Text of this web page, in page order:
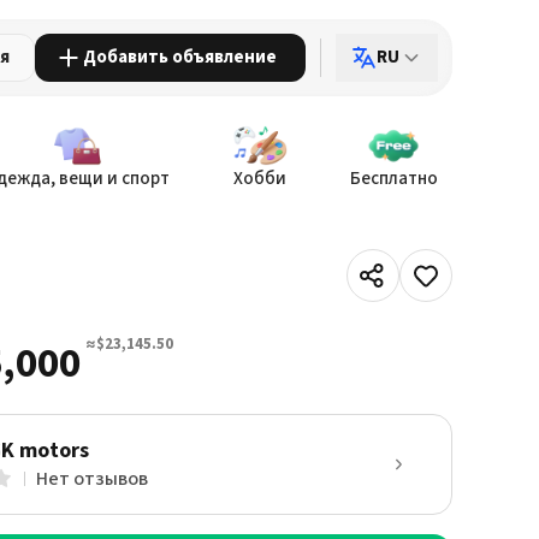
Добавить объявление RU
вещи и спорт Хобби Бесплатно
≈$23,145.50
motors
Нет отзывов